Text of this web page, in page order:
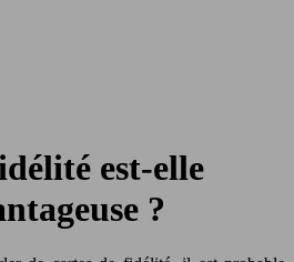
est-elle
?